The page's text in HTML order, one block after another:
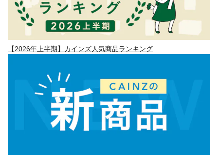
【2026年上半期】カインズ人気商品ランキング